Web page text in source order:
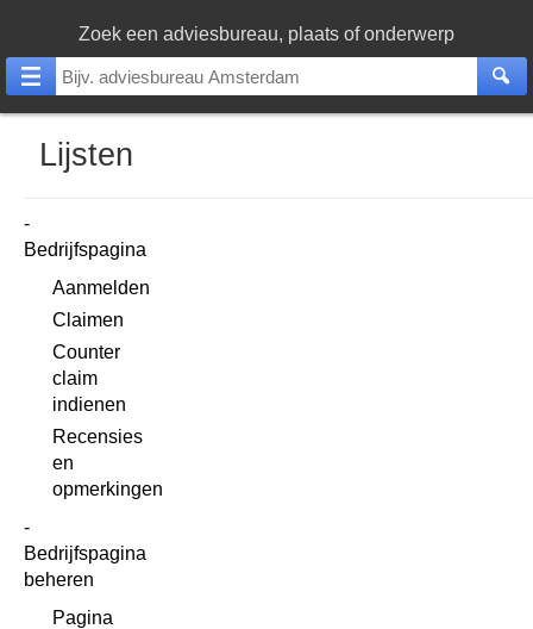
Zoek een adviesbureau, plaats of onderwerp
Lijsten
Bedrijfspagina
Aanmelden
Claimen
Counter
claim
indienen
Recensies
en
opmerkingen
Bedrijfspagina
beheren
Pagina